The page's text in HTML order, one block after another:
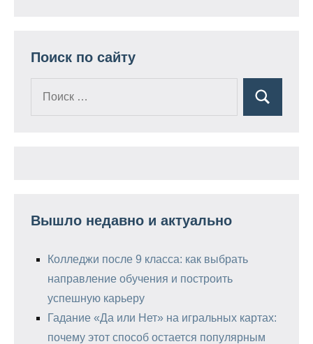
Поиск по сайту
Поиск
Вышло недавно и актуально
Колледжи после 9 класса: как выбрать
направление обучения и построить
успешную карьеру
Гадание «Да или Нет» на игральных картах:
почему этот способ остается популярным